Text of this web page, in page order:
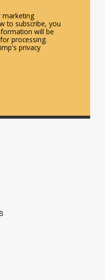
marketing
to subscribe, you
will be
processing.
privacy